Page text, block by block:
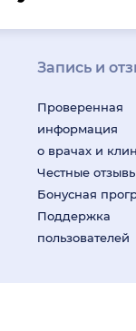
Запись и
Проверенная
информация
о врачах и
Честные
Бонусная
Поддержка
пользователей